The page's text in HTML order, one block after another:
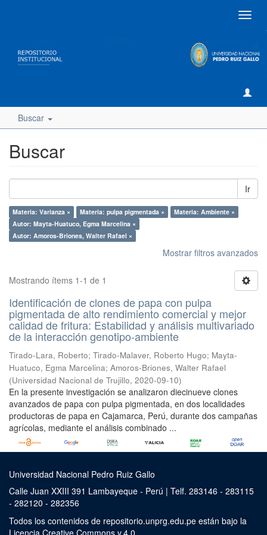
Buscar
Buscar
Ir
Materia: Varianza × Materia: pulpa pigmentada ×
Materia: Ambiente ×
Autor: Mayta-Huatuco, Egma Marcelina ×
Autor: Amoros-Briones, Walter Rafael ×
Mostrar filtros avanzados
Mostrando ítems 1-1 de 1
Identificación de clones de papa con pulpa
pigmentada de alto rendimiento comercial y mejor
calidad de fritura: Estabilidad y análisis multivariado
de la interacción genotipo-ambiente
Tirado-Lara, Roberto; Tirado-Malaver, Roberto Hugo; Mayta-
Huatuco, Egma Marcelina; Amoros-Briones, Walter Rafael
(Universidad Nacional de Trujillo, 2020-09-10)
En la presente investigación se analizaron diecinueve clones
avanzados de papa con pulpa pigmentada, en dos localidades
productoras de papa en Cajamarca, Perú, durante dos campañas
agrícolas, mediante el análisis combinado ...
Universidad Nacional Pedro Ruiz Gallo
Calle Juan XXIII 391 Lambayeque - Perú | Telf. 283146 - 283115
- 282120 - 282356
Todos los contenidos de repositorio.unprg.edu.pe están bajo la